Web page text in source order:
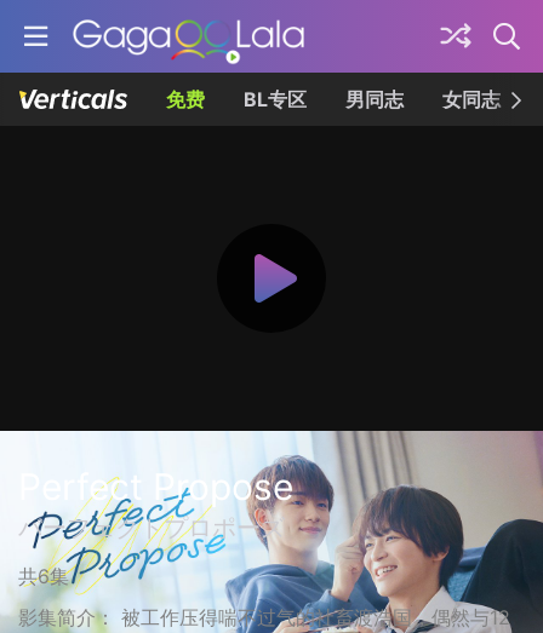
免费 BL专区 男同志 女同志
Perfect Propose
パーフェクトプロポーズ
共6集
影集简介： 被工作压得喘不过气的社畜渡浩国，偶然与12